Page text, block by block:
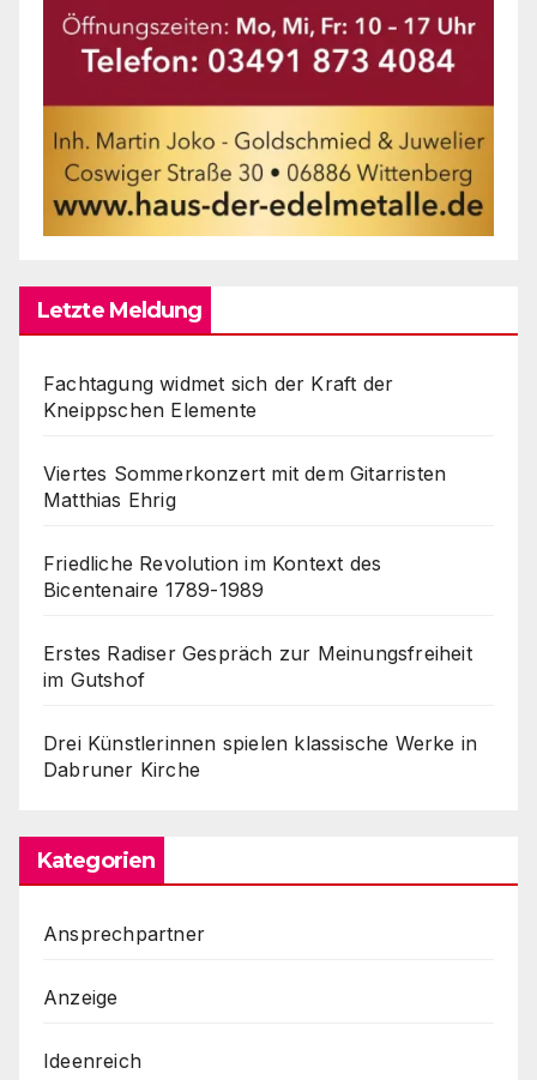
Letzte Meldung
Fachtagung widmet sich der Kraft der
Kneippschen Elemente
Viertes Sommerkonzert mit dem Gitarristen
Matthias Ehrig
Friedliche Revolution im Kontext des
Bicentenaire 1789-1989
Erstes Radiser Gespräch zur Meinungsfreiheit
im Gutshof
Drei Künstlerinnen spielen klassische Werke in
Dabruner Kirche
Kategorien
Ansprechpartner
Anzeige
Ideenreich